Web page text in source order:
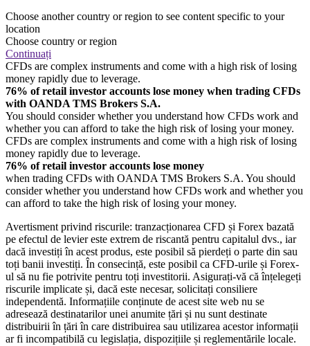
Choose another country or region to see content specific to your
location
Choose country or region
Continuați
CFDs are complex instruments and come with a high risk of losing
money rapidly due to leverage.
76% of retail investor accounts lose money when trading CFDs
with OANDA TMS Brokers S.A.
You should consider whether you understand how CFDs work and
whether you can afford to take the high risk of losing your money.
CFDs are complex instruments and come with a high risk of losing
money rapidly due to leverage.
76% of retail investor accounts lose money
when trading CFDs with OANDA TMS Brokers S.A. You should
consider whether you understand how CFDs work and whether you
can afford to take the high risk of losing your money.
Avertisment privind riscurile: tranzacționarea CFD și Forex bazată
pe efectul de levier este extrem de riscantă pentru capitalul dvs., iar
dacă investiți în acest produs, este posibil să pierdeți o parte din sau
toți banii investiți. În consecință, este posibil ca CFD-urile și Forex-
ul să nu fie potrivite pentru toți investitorii. Asigurați-vă că înțelegeți
riscurile implicate și, dacă este necesar, solicitați consiliere
independentă. Informațiile conținute de acest site web nu se
adresează destinatarilor unei anumite țări și nu sunt destinate
distribuirii în țări în care distribuirea sau utilizarea acestor informații
ar fi incompatibilă cu legislația, dispozițiile și reglementările locale.